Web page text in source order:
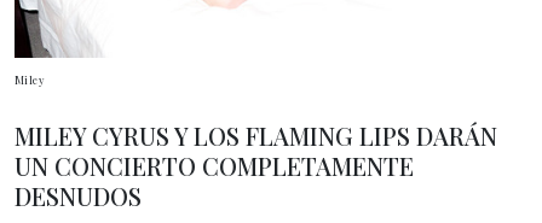
Miley
MILEY CYRUS Y LOS FLAMING LIPS DARÁN
UN CONCIERTO COMPLETAMENTE
DESNUDOS